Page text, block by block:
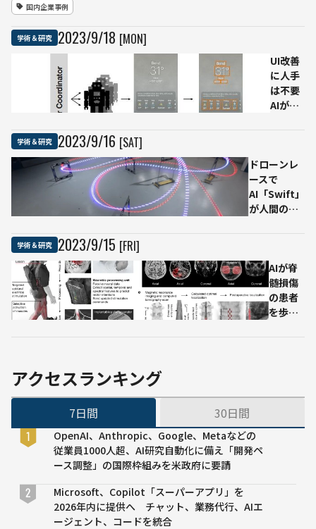
国内企業事例
学術＆研究 2023/9/18 [MON]
UI改善
に人手
は不要
AIが
索・ダ
ウンロ
ード・
データ
き学習
者」
学術＆研究 2023/9/16 [SAT]
ドローンレ
ースで
AI「Swift」
が人間の世
学術＆研究 2023/9/15 [FRI]
AIが脊
髄損傷
の患者
を歩行
開発
アクセスランキング
7日間 30日間
OpenAI、Anthropic、Google、Metaなどの
従業員1000人超、AI研究自動化に備え「開発ペ
ース調整」の国際枠組みを米政府に要請
Microsoft、Copilot「スーパーアプリ」を
2026年内に提供へ チャット、業務代行、AIエ
ージェント、コードを統合